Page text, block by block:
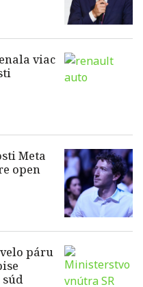
viac
Meta
open
páru
súd